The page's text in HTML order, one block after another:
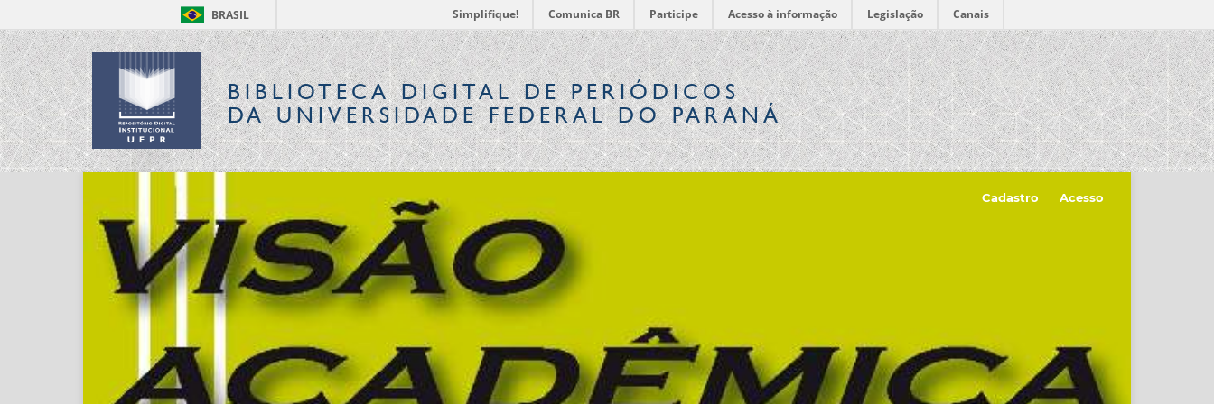
BRASIL Simplifique! Comunica BR Participe Acesso à informação Legislação Canais
BIBLIOTECA DIGITALDE PERIÓDICOS
DA UNIVERSIDADE FEDERAL DO PARANÁ
Cadastro Acesso